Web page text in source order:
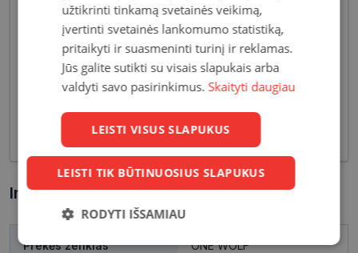
Akiniai moterims dažniausiai pasižymi subtiliais
dizaino elementais, suteikiančiais harmoningą bei
moterišką įvaizdį. Šiandien dienai stilių bei medžiagų
įvairovė leidžia akinių dizaineriams pristatyti Jums
tiek klasikinių, tiek netikėčiausių ir drąsiausių
sprendimų akinių rėmelių. Tai ne tik regėjimo
korekcija, tačiau ir stilingas kasdieninės išvaizdos
Informacija apie prekę
Prekės ženklas ONE WOLF
užtikrinti tinkamą svetainės veikimą,
įvertinti svetainės lankomumo statistiką,
pritaikyti ir suasmeninti turinį ir reklamas.
Jūs galite sutikti su visais slapukais arba
valdyti savo pasirinkimus. Skaityti daugiau
LEISTI VISUS SLAPUKUS
LEISTI TIK BŪTINUOSIUS SLAPUKUS
RODYTI IŠSAMIAU
Būtinieji
Statistikos
Rinkodaros